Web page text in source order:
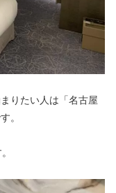
りたい人は「名古屋
。